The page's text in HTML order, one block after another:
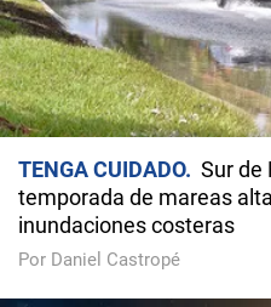
TENGA CUIDADO
Sur de
temporada de mareas
inundaciones costeras
Por Daniel Castropé